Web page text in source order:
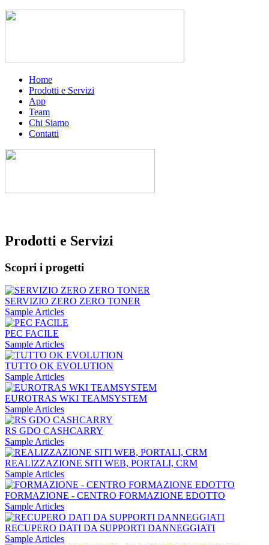
Home
Prodotti e Servizi
App
Team
Chi Siamo
Contatti
Prodotti e Servizi
Scopri i progetti
SERVIZIO ZERO ZERO TONER
Sample Articles
PEC FACILE
Sample Articles
TUTTO OK EVOLUTION
Sample Articles
EUROTRAS WKI TEAMSYSTEM
Sample Articles
RS GDO CASHCARRY
Sample Articles
REALIZZAZIONE SITI WEB, PORTALI, CRM
Sample Articles
FORMAZIONE - CENTRO FORMAZIONE EDOTTO
Sample Articles
RECUPERO DATI DA SUPPORTI DANNEGGIATI
Sample Articles